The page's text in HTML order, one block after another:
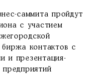
саммита пройдут
с участием
биржа контактов с
и презентация-
предприятий